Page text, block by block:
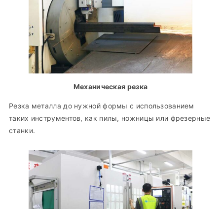
Механическая резка
Резка металла до нужной формы с использованием
таких инструментов, как пилы, ножницы или фрезерные
станки.